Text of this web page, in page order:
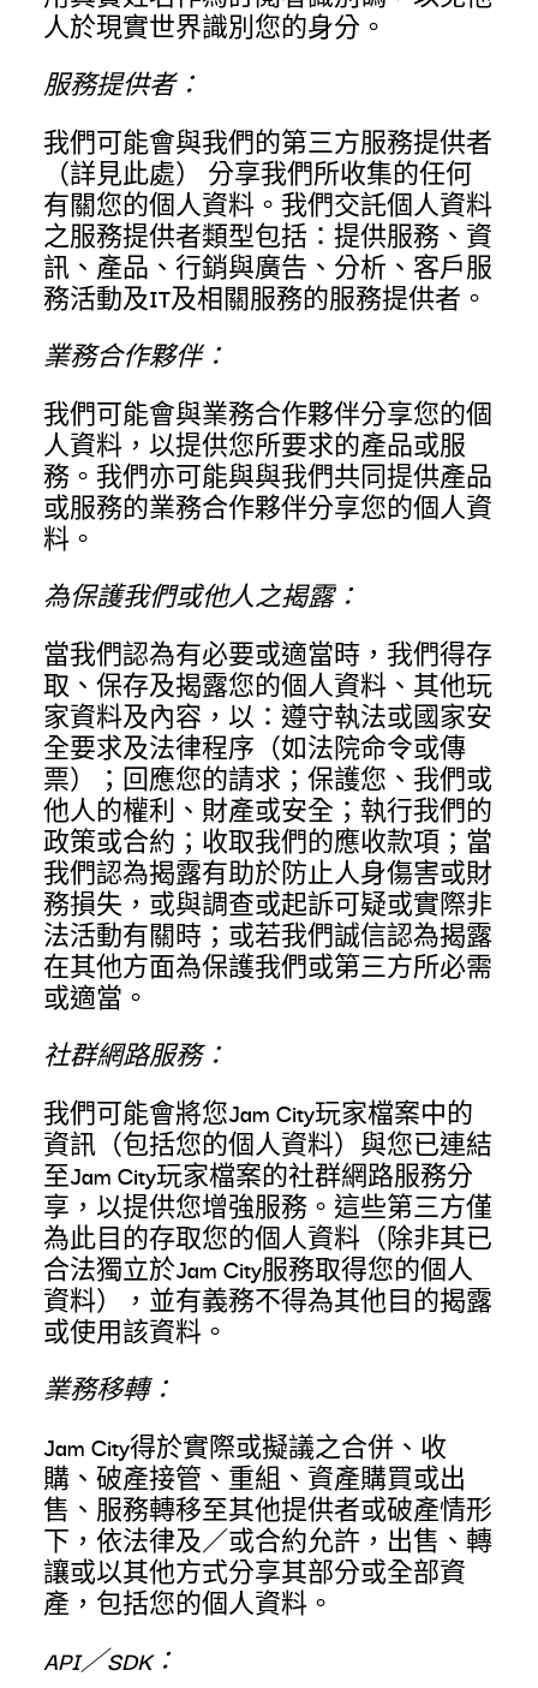
人於現實世界識別您的身分。
服務提供者：
我們可能會與我們的第三方服務提供者
（詳見此處）
分享我們所收集的任何
有關您的個人資料。我們交託個人資料
之服務提供者類型包括：提供服務、資
訊、產品、行銷與廣告、分析、客戶服
務活動及IT及相關服務的服務提供者。
業務合作夥伴：
我們可能會與業務合作夥伴分享您的個
人資料，以提供您所要求的產品或服
務。我們亦可能與與我們共同提供產品
或服務的業務合作夥伴分享您的個人資
料。
為保護我們或他人之揭露：
當我們認為有必要或適當時，我們得存
取、保存及揭露您的個人資料、其他玩
家資料及內容，以：遵守執法或國家安
全要求及法律程序（如法院命令或傳
票）；回應您的請求；保護您、我們或
他人的權利、財產或安全；執行我們的
政策或合約；收取我們的應收款項；當
我們認為揭露有助於防止人身傷害或財
務損失，或與調查或起訴可疑或實際非
法活動有關時；或若我們誠信認為揭露
在其他方面為保護我們或第三方所必需
或適當。
社群網路服務：
我們可能會將您Jam City玩家檔案中的
資訊（包括您的個人資料）與您已連結
至Jam City玩家檔案的社群網路服務分
享，以提供您增強服務。這些第三方僅
為此目的存取您的個人資料（除非其已
合法獨立於Jam City服務取得您的個人
資料），並有義務不得為其他目的揭露
或使用該資料。
業務移轉：
Jam City得於實際或擬議之合併、收
購、破產接管、重組、資產購買或出
售、服務轉移至其他提供者或破產情形
下，依法律及／或合約允許，出售、轉
讓或以其他方式分享其部分或全部資
產，包括您的個人資料。
API／SDK：